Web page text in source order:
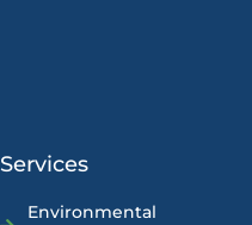
Services
Environmental